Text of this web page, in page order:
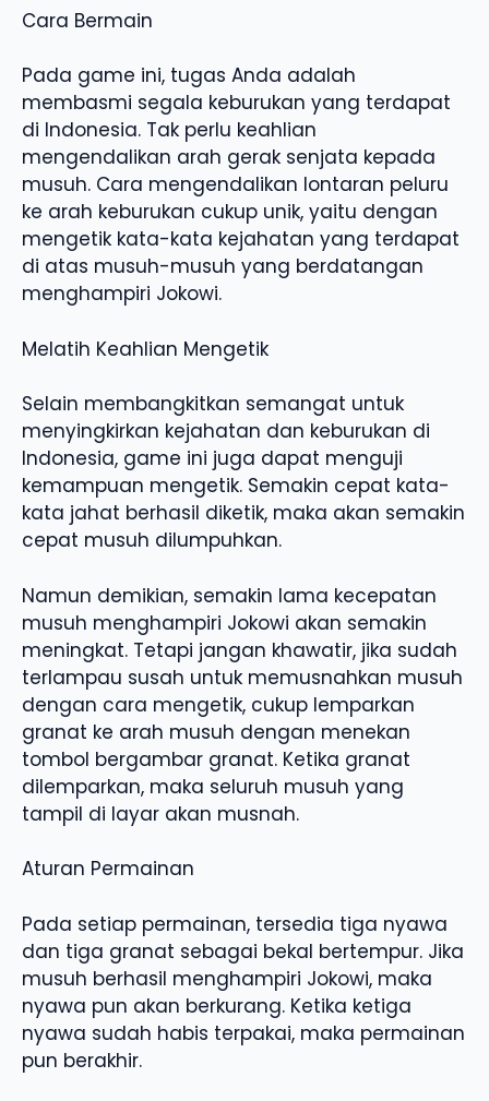
Cara Bermain
Pada game ini, tugas Anda adalah
membasmi segala keburukan yang terdapat
di Indonesia. Tak perlu keahlian
mengendalikan arah gerak senjata kepada
musuh. Cara mengendalikan lontaran peluru
ke arah keburukan cukup unik, yaitu dengan
mengetik kata-kata kejahatan yang terdapat
di atas musuh-musuh yang berdatangan
menghampiri Jokowi.
Melatih Keahlian Mengetik
Selain membangkitkan semangat untuk
menyingkirkan kejahatan dan keburukan di
Indonesia, game ini juga dapat menguji
kemampuan mengetik. Semakin cepat kata-
kata jahat berhasil diketik, maka akan semakin
cepat musuh dilumpuhkan.
Namun demikian, semakin lama kecepatan
musuh menghampiri Jokowi akan semakin
meningkat. Tetapi jangan khawatir, jika sudah
terlampau susah untuk memusnahkan musuh
dengan cara mengetik, cukup lemparkan
granat ke arah musuh dengan menekan
tombol bergambar granat. Ketika granat
dilemparkan, maka seluruh musuh yang
tampil di layar akan musnah.
Aturan Permainan
Pada setiap permainan, tersedia tiga nyawa
dan tiga granat sebagai bekal bertempur. Jika
musuh berhasil menghampiri Jokowi, maka
nyawa pun akan berkurang. Ketika ketiga
nyawa sudah habis terpakai, maka permainan
pun berakhir.